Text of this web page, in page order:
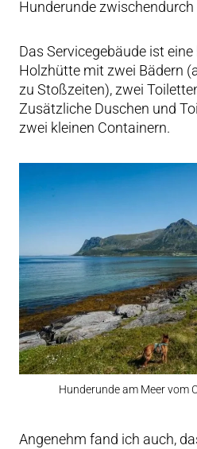
Hunderunde zwischendurch
Das Servicegebäude ist
Holzhütte mit zwei Bädern
zu Stoßzeiten), zwei
Zusätzliche Duschen und
zwei kleinen Containern.
Hunderunde am Meer vom
Angenehm fand ich auch,